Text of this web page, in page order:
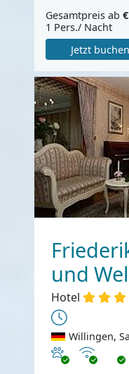
Gesamtpreis ab
1 Pers./ Nacht
Jetzt buchen
und
Hotel
Willingen,
Haustiere erlaubt
Internet